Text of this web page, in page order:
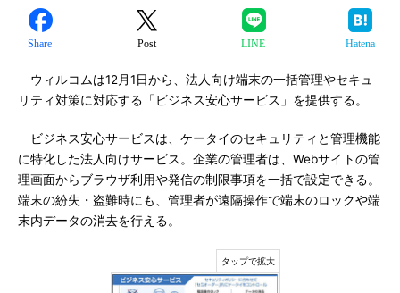
Share Post LINE Hatena
ウィルコムは12月1日から、法人向け端末の一括管理やセキュ
リティ対策に対応する「ビジネス安心サービス」を提供する。
ビジネス安心サービスは、ケータイのセキュリティと管理機能
に特化した法人向けサービス。企業の管理者は、Webサイトの管
理画面からブラウザ利用や発信の制限事項を一括で設定できる。
端末の紛失・盗難時にも、管理者が遠隔操作で端末のロックや端
末内データの消去を行える。